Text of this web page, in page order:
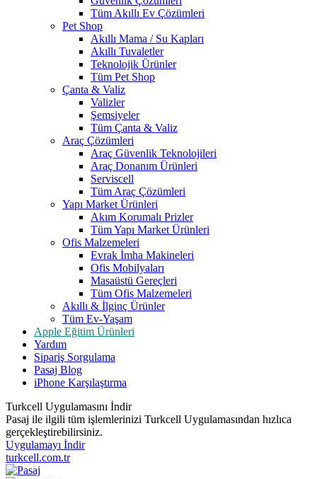
Tüm Akıllı Ev Çözümleri
Pet Shop
Akıllı Mama / Su Kapları
Akıllı Tuvaletler
Teknolojik Ürünler
Tüm Pet Shop
Çanta & Valiz
Valizler
Şemsiyeler
Tüm Çanta & Valiz
Araç Çözümleri
Araç Güvenlik Teknolojileri
Araç Donanım Ürünleri
Serviscell
Tüm Araç Çözümleri
Yapı Market Ürünleri
Akım Korumalı Prizler
Tüm Yapı Market Ürünleri
Ofis Malzemeleri
Evrak İmha Makineleri
Ofis Mobilyaları
Masaüstü Gereçleri
Tüm Ofis Malzemeleri
Akıllı & İlginç Ürünler
Tüm Ev-Yaşam
Apple Eğitim Ürünleri
Yardım
Sipariş Sorgulama
Pasaj Blog
iPhone Karşılaştırma
Turkcell Uygulamasını İndir
Pasaj ile ilgili tüm işlemlerinizi Turkcell Uygulamasından hızlıca
gerçekleştirebilirsiniz.
Uygulamayı İndir
turkcell.com.tr